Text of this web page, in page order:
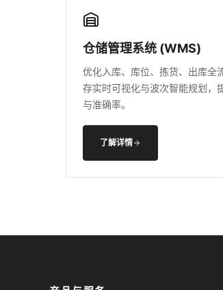
仓储管理系统 (WMS)
优化入库、库位、拣货、出库全
存实时可视化与波次智能规划，
与准确率。
了解详情